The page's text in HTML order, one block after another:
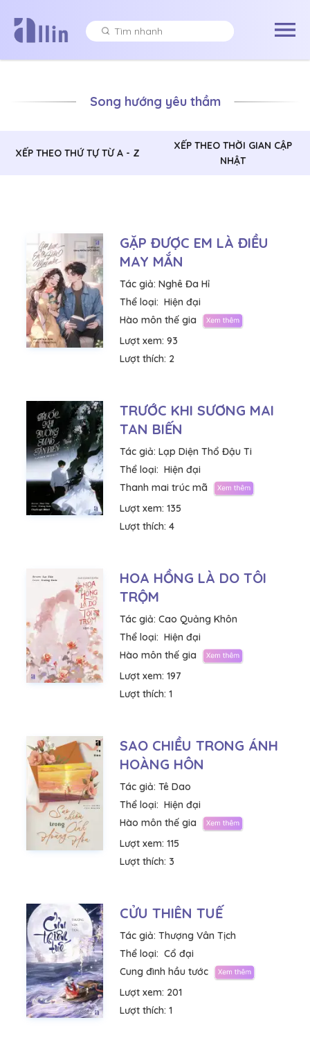
Song hướng yêu thầm
XẾP THEO THỨ TỰ TỪ A - Z
XẾP THEO THỜI GIAN CẬP
NHẬT
GẶP ĐƯỢC EM LÀ ĐIỀU
MAY MẮN
Tác giả: Nghê Đa Hỉ
Thể loại: Hiện đại
Hào môn thế gia
Lượt xem: 93
Lượt thích: 2
TRƯỚC KHI SƯƠNG MAI
TAN BIẾN
Tác giả: Lạp Diện Thổ Đậu Ti
Thể loại: Hiện đại
Thanh mai trúc mã
Lượt xem: 135
Lượt thích: 4
HOA HỒNG LÀ DO TÔI
TRỘM
Tác giả: Cao Quảng Khôn
Thể loại: Hiện đại
Hào môn thế gia
Lượt xem: 197
Lượt thích: 1
SAO CHIỀU TRONG ÁNH
HOÀNG HÔN
Tác giả: Tê Dao
Thể loại: Hiện đại
Hào môn thế gia
Lượt xem: 115
Lượt thích: 3
CỬU THIÊN TUẾ
Tác giả: Thượng Vân Tịch
Thể loại: Cổ đại
Cung đình hầu tước
Lượt xem: 201
Lượt thích: 1